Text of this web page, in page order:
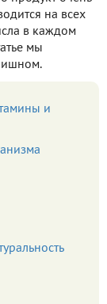
на всех
в каждом
мы
и